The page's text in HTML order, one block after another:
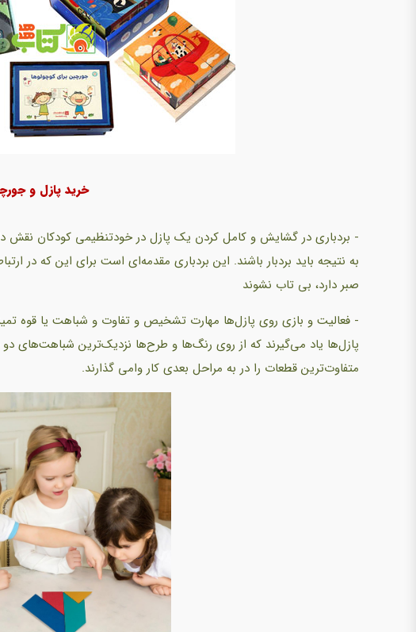
خرید پازل و
- بردباری در گشایش و کامل کردن یک پازل در خودتنظیمی کودکان نقش
به نتیجه باید بردبار باشند. این بردباری مقدمه‌ای است برای این که در
صبر دارد، بی تاب نشوند
- فعالیت و بازی روی پازل‌ها مهارت تشخیص و تفاوت و شباهت یا قوه
پازل‌ها یاد می‌گیرند که از روی رنگ‌ها و طرح‌ها نزدیک‌ترین شباهت‌های
متفاوت‌ترین قطعات را در به مراحل بعدی کار وامی گذارند.